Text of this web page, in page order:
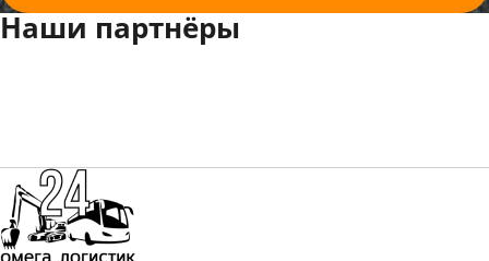
Наши партнёры